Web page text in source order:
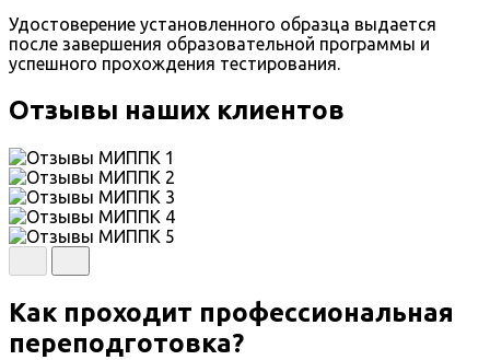
Удостоверение установленного образца выдается
после завершения образовательной программы и
успешного прохождения тестирования.
Отзывы наших клиентов
Как проходит профессиональная
переподготовка?